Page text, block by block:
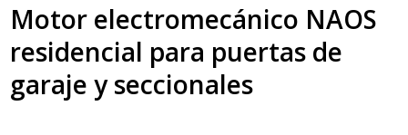
Motor electromecánico NAOS
residencial para puertas de
garaje y seccionales